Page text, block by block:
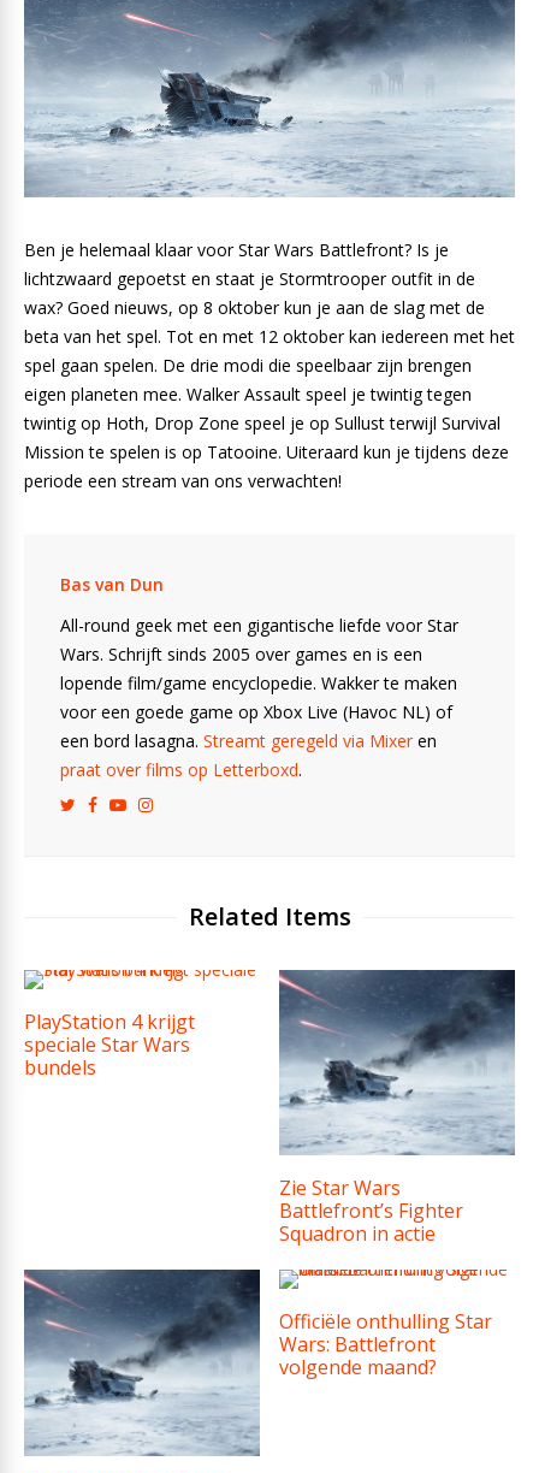
Ben je helemaal klaar voor Star Wars Battlefront? Is je
lichtzwaard gepoetst en staat je Stormtrooper outfit in de
wax? Goed nieuws, op 8 oktober kun je aan de slag met de
beta van het spel. Tot en met 12 oktober kan iedereen met het
spel gaan spelen. De drie modi die speelbaar zijn brengen
eigen planeten mee. Walker Assault speel je twintig tegen
twintig op Hoth, Drop Zone speel je op Sullust terwijl Survival
Mission te spelen is op Tatooine. Uiteraard kun je tijdens deze
periode een stream van ons verwachten!
Bas van Dun
All-round geek met een gigantische liefde voor Star
Wars. Schrijft sinds 2005 over games en is een
lopende film/game encyclopedie. Wakker te maken
voor een goede game op Xbox Live (Havoc NL) of
een bord lasagna. Streamt geregeld via Mixeren
praat over films op Letterboxd.
Related Items
PlayStation 4 krijgt
speciale Star Wars
bundels
Zie Star Wars
Battlefront’s Fighter
Squadron in actie
Officiële onthulling Star
Wars: Battlefront
volgende maand?